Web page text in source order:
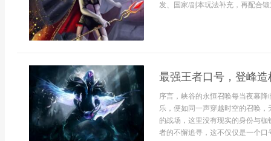
发、国家/副本玩法补充，再配合
最强王者口号，登峰
序言，峡谷的永恒召唤每当夜幕
乐，便如同一声穿越时空的召唤
的战场，这里没有现实的身份与
者的不懈追寻，这不仅仅是一个